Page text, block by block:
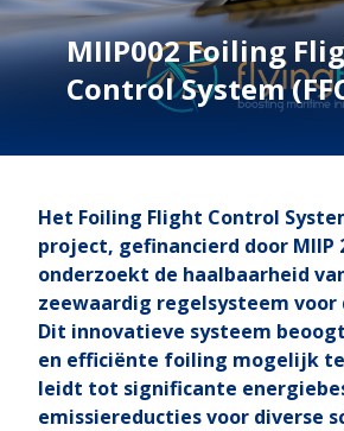
MIIP002 Foiling
Control System
Het Foiling Flight Control
project, gefinancierd door MIIP
onderzoekt de haalbaarheid
zeewaardig regelsysteem voor
Dit innovatieve systeem
en efficiënte foiling mogelijk
leidt tot significante
emissiereducties voor diverse